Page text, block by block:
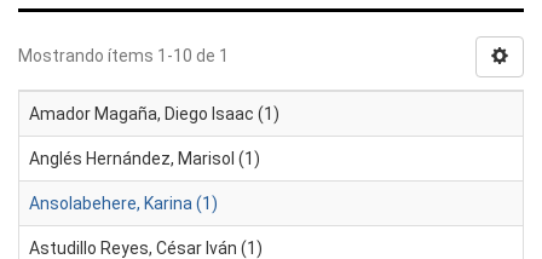
Mostrando ítems 1-10 de 1
Amador Magaña, Diego Isaac (1)
Anglés Hernández, Marisol (1)
Ansolabehere, Karina (1)
Astudillo Reyes, César Iván (1)